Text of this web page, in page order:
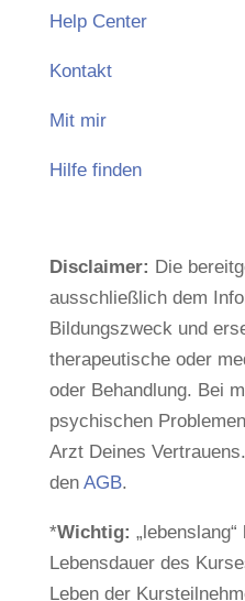
Help Center
Kontakt
Mit mir
Hilfe finden
Disclaimer: Die
ausschließlich dem
Bildungszweck und
therapeutische oder
oder Behandlung. Bei
psychischen
Arzt Deines
den AGB.
*Wichtig:
Lebensdauer des
Leben der